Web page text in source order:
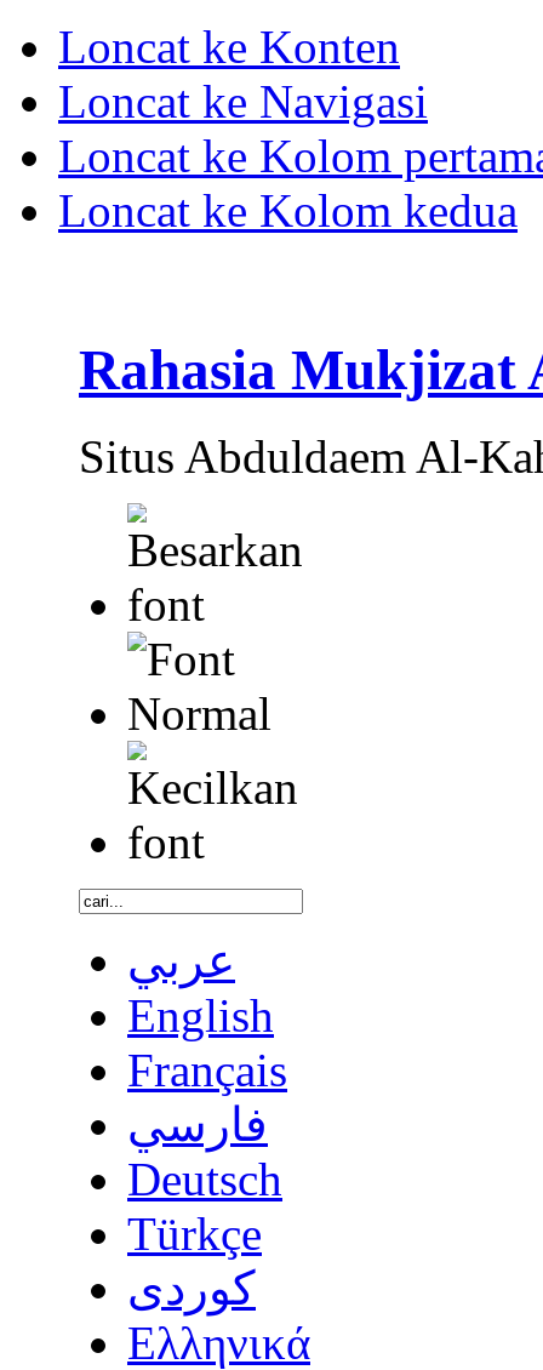
Loncat ke Konten
Loncat ke Navigasi
Loncat ke Kolom
Loncat ke Kolom kedua
Rahasia Mukjizat
Situs Abduldaem Al-
عربي
English
Français
فارسي
Deutsch
Türkçe
كوردى
Ελληνικά